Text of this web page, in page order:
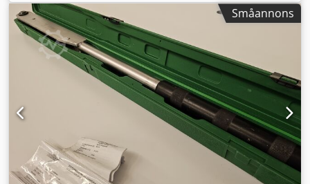
Småannons